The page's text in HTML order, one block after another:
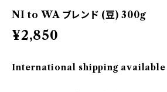
NI to WA ブレンド (豆) 300g
¥2,850
International shipping available